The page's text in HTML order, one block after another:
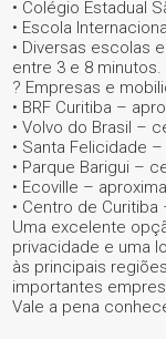
• Colégio Estadual
• Escola
• Diversas escolas
entre 3 e 8 minutos.
? Empresas e
• BRF Curitiba –
• Volvo do Brasil –
• Santa Felicidade
• Parque Barigui –
• Ecoville –
• Centro de
Uma excelente
privacidade e uma
às principais
importantes
Vale a pena